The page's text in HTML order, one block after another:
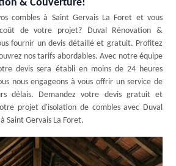
& Couverture!
combles à Saint Gervais La Foret et vous
de votre projet? Duval Rénovation &
fournir un devis détaillé et gratuit. Profitez
nos tarifs abordables. Avec notre équipe
devis sera établi en moins de 24 heures
nous engageons à vous offrir un service de
délais. Demandez votre devis gratuit et
projet d'isolation de combles avec Duval
Saint Gervais La Foret.